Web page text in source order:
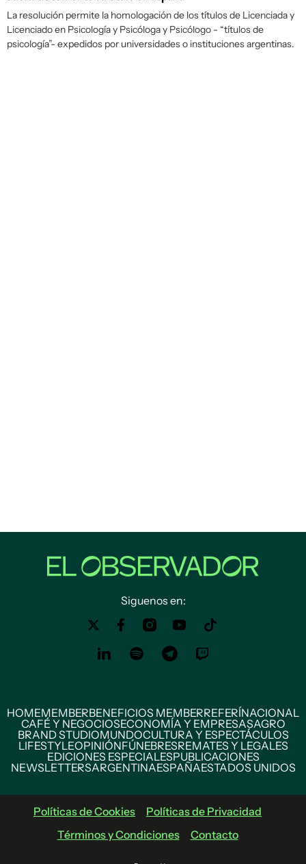
La resolución permite la homologación de los títulos de Licenciada y
Licenciado en Psicología y Psicóloga y Psicólogo - “títulos de
psicología”- expedidos por universidades o instituciones argentinas.
Siguenos en:
HOMEMEMBERBENEFICIOS MEMBERREFERÍNACIONAL
CAFÉ Y NEGOCIOSECONOMÍA Y EMPRESASAGRO
BRAND STUDIOMUNDOCULTURA Y ESPECTÁCULOS
LIFESTYLEOPINIÓNFÚNEBRESREMATES Y LEGALES
EDICIONES ESPECIALESPUBLICACIONES
NEWSLETTERSARGENTINAESPAÑAESTADOS UNIDOS
Políticas de Cookies
Políticas de Privacidad
Términos y Condiciones
Contacto